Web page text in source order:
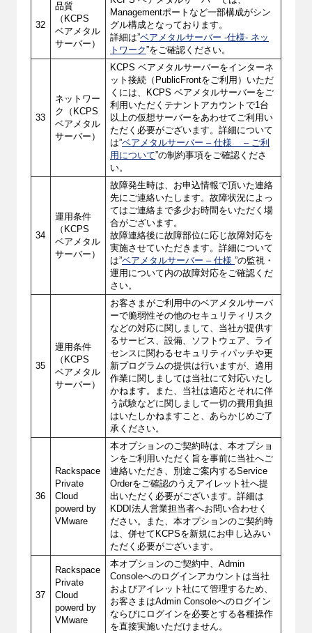
32
品質
（KCPS
ベアメタル
サーバー）
Managementポートなど一部構成がシン
グル構成となっております。
詳細は”ベアメタルサーバー -仕様- ネッ
トワーク”をご確認ください。
33
ネットワー
ク（KCPS
ベアメタル
サーバー）
KCPS ベアメタルサーバーをインターネ
ット接続（PublicFrontをご利用）いただ
くには、KCPS ベアメタルサーバーをご
利用いただくテナントアカウントで1台
以上の仮想サーバーをあわせてご利用い
ただく必要がございます。詳細について
は”ベアメタルサーバー – 仕様 – ご利
用について”の制約事項をご確認くださ
い。
34
運用条件
（KCPS
ベアメタル
サーバー）
故障発生時は、お申込情報で頂いた連絡
先にご連絡いたします。故障状況によっ
てはご連絡まで多少お時間をいただく場
合がございます。
故障連絡後に故障部位に応じ故障対応を
実施させていただきます。詳細について
は”ベアメタルサーバー – 仕様”の監視・
運用について内の故障対応をご確認くだ
さい。
35
運用条件
（KCPS
ベアメタル
サーバー）
お客さまがご利用中のベアメタルサーバ
ーで脆弱性その他のセキュリティリスク
などの対応に関しまして、当社が提供す
るサービス、設備、ソフトウェア、ライ
センスに関わるセキュリティパッチや更
新プログラムの提供は行いますが、適用
作業に関しましては当社にて対応いたし
かねます。また、当社は適応とそれに伴
う試験などに関しまして一切の費用負担
はいたしかねますこと、あらかじめご了
承ください。
36
Rackspace
Private
Cloud
powerd by
VMware
本オプションのご契約時は、本オプショ
ンをご利用いただく旨を事前に当社へご
連絡いただき、別途ご案内するService
Orderをご確認のうえアイレット社へ提
出いただく必要がございます。詳細は
KDDI法人営業担当者へお問い合わせく
ださい。また、本オプションのご契約時
は、併せてKCPSを新規にお申し込みい
ただく必要がございます。
37
Rackspace
Private
Cloud
powerd by
VMware
本オプションのご契約中、Admin
Consoleへのログインアカウントは当社
およびアイレット社にて管理するため、
お客さまはAdmin Consoleへのログイン
ならびにログインを必要とする各種操作
を直接実施いただけません。